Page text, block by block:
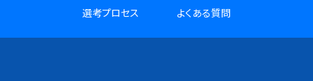
■新卒採用
28年卒 PRコンサルタント
選考プロセス よくある質問